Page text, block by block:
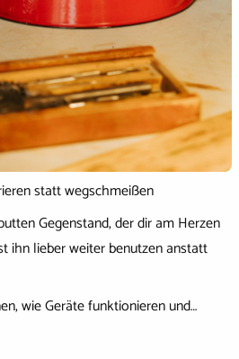
statt wegschmeißen
Gegenstand, der dir am Herzen
ihn lieber weiter benutzen anstatt
wie Geräte funktionieren und…